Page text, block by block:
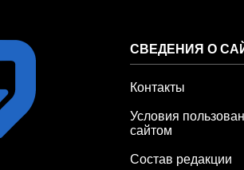
СВЕДЕНИЯ О
Контакты
Условия
сайтом
Состав редакции